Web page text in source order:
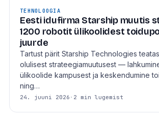
TEHNOLOOGIA
Eesti idufirma Starship muutis
1200 robotit ülikoolidest
juurde
Tartust pärit Starship Technologies
olulisest strateegiamuutusest —
ülikoolide kampusest ja keskendumine
ning…
24. juuni 2026 · 2 min lugemist